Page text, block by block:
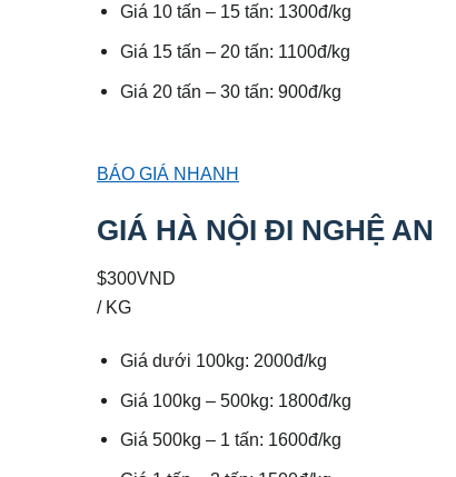
Giá 10 tấn – 15 tấn: 1300đ/kg
Giá 15 tấn – 20 tấn: 1100đ/kg
Giá 20 tấn – 30 tấn: 900đ/kg
BÁO GIÁ NHANH
GIÁ HÀ NỘI ĐI NGHỆ AN
$300VND
/ KG
Giá dưới 100kg: 2000đ/kg
Giá 100kg – 500kg: 1800đ/kg
Giá 500kg – 1 tấn: 1600đ/kg